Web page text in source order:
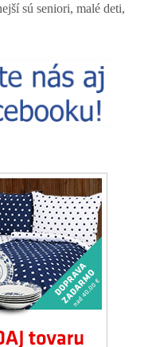
sú seniori, malé deti,